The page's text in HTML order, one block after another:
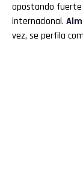
apostando fuerte
internacional.
vez, se perfila